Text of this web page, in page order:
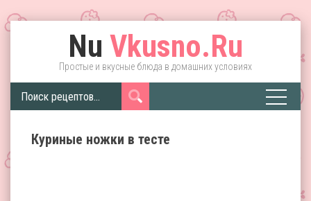
Nu Vkusno.Ru
Простые и вкусные блюда в домашних условиях
Куриные ножки в тесте